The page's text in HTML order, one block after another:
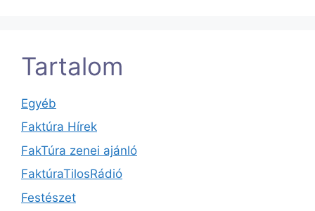
Tartalom
Egyéb
Faktúra Hírek
FakTúra zenei ajánló
FaktúraTilosRádió
Festészet